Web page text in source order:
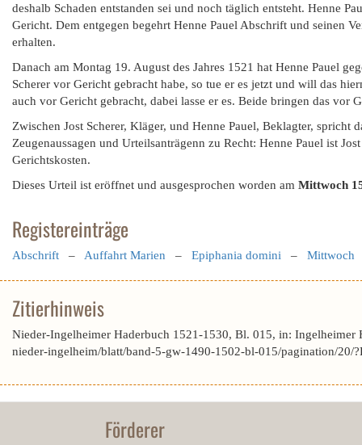
deshalb Schaden entstanden sei und noch täglich entsteht. Henne
Gericht. Dem entgegen begehrt Henne Pauel Abschrift und seinen
erhalten.
Danach am Montag 19. August des Jahres 1521 hat Henne Pauel
Scherer vor Gericht gebracht habe, so tue er es jetzt und will das
auch vor Gericht gebracht, dabei lasse er es. Beide bringen das vor
Zwischen Jost Scherer, Kläger, und Henne Pauel, Beklagter,
Zeugenaussagen und Urteilsanträgenn zu Recht: Henne Pauel ist
Gerichtskosten.
Dieses Urteil ist eröffnet und ausgesprochen worden am Mittwoch
Registereinträge
Abschrift – Auffahrt Marien – Epiphania domini – Mittwoch
Zitierhinweis
Nieder-Ingelheimer Haderbuch 1521-1530, Bl. 015, in:
nieder-ingelheim/blatt/band-5-gw-1490-1502-bl-015/pagination/
Förderer